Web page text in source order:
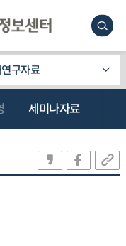
구자료
세미나자료